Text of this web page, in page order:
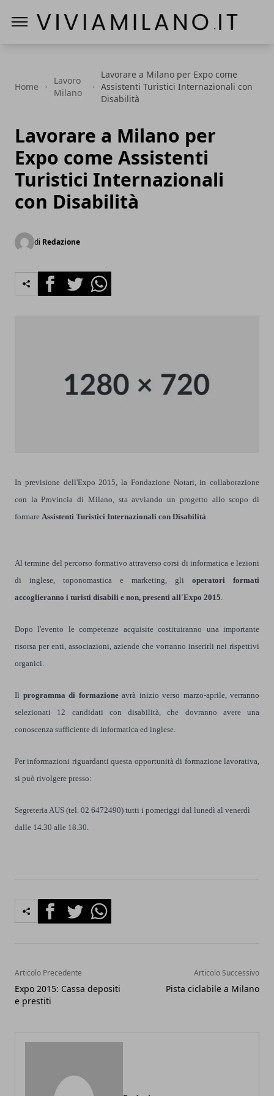
Home
Lavoro
Milano
Lavorare a Milano per Expo come
Assistenti Turistici Internazionali con
Disabilità
Lavorare a Milano per
Expo come Assistenti
Turistici Internazionali
con Disabilità
di Redazione
FacebookTwitterWhatsapp
In previsione dell'Expo 2015, la Fondazione Notari, in collaborazione
con la Provincia di Milano, sta avviando un progetto allo scopo di
formare Assistenti Turistici Internazionali con Disabilità
Al termine del percorso formativo attraverso corsi di informatica e lezioni
di inglese, toponomastica e marketing, gli operatori formati
accoglieranno i turisti disabili e non, presenti all'Expo 2015
Dopo l'evento le competenze acquisite costituiranno una importante
risorsa per enti, associazioni, aziende che vorranno inserirli nei rispettivi
organici.
Il programma di formazione avrà inizio verso marzo-aprile, verranno
selezionati 12 candidati con disabilità, che dovranno avere una
conoscenza sufficiente di informatica ed inglese.
Per informazioni riguardanti questa opportunità di formazione lavorativa,
si può rivolgere presso:
Segreteria AUS (tel. 02 6472490) tutti i pomeriggi dal lunedì al venerdì
dalle 14.30 alle 18.30.
FacebookTwitterWhatsapp
Articolo Precedente
Expo 2015: Cassa depositi
e prestiti
Articolo Successivo
Pista ciclabile a Milano